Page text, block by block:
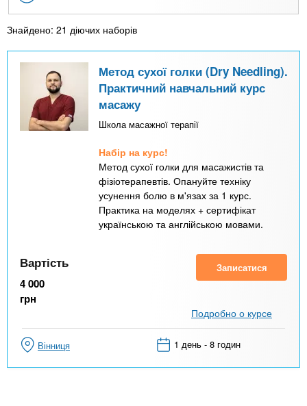
Знайдено: 21 діючих наборів
Метод сухої голки (Dry Needling).
Практичний навчальний курс
масажу
Школа масажної терапії
Набір на курс!
Метод сухої голки для масажистів та
фізіотерапевтів. Опануйте техніку
усунення болю в м'язах за 1 курс.
Практика на моделях + сертифікат
українською та англійською мовами.
Вартість
4 000
грн
Записатися
Подробно о курсе
Вінниця 1 день - 8 годин